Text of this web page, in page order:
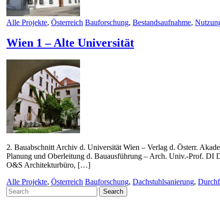
Alle Projekte, Österreich Bauforschung, Bestandsaufnahme,
Wien 1 – Alte Universität
2. Bauabschnitt Archiv d. Universität Wien – Verlag d. Österr.
Planung und Oberleitung d. Bauausführung – Arch. Univ.-Prof. DI
O&S Architekturbüro, […]
Alle Projekte, Österreich Bauforschung, Dachstuhlsanierung,
Search
for: